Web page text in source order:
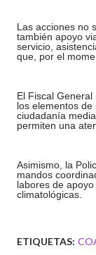
Las acciones no
también apoyo
servicio,
que, por el
El Fiscal
los elementos
ciudadanía
permiten una
Asimismo, la
mandos
labores de
climatológicas.
ETIQUETAS: